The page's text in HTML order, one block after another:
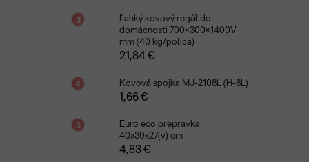
Ľahký kovový regál do
domácnosti 700×300×1400V
mm (40 kg/polica)
21,84 €
Kovová spojka MJ-2108L (H-8L)
1,66 €
Euro eco prepravka
40x30x27(v) cm
4,83 €